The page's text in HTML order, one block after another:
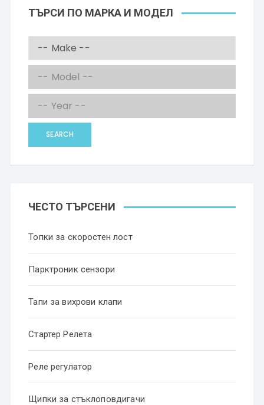
ТЪРСИ ПО МАРКА И МОДЕЛ
SEARCH
ЧЕСТО ТЪРСЕНИ
Топки за скоростен лост
Парктроник сензори
Тапи за вихрови клапи
Стартер Релета
Реле регулатор
Щипки за стъклоповдигачи